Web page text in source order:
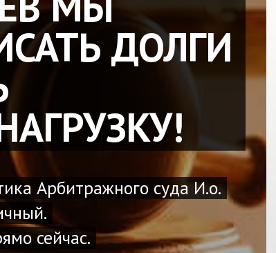
ДОЛГИ
Арбитражного суда И.о.
сейчас.